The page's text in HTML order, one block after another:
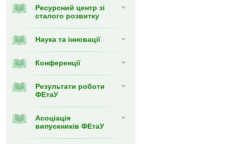
Ресурсний центр зі
сталого розвитку
Наука та інновації
Конференції
Результати роботи
ФЕтаУ
Асоціація
випускників ФЕтаУ